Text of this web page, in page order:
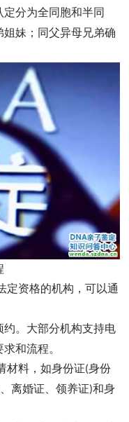
定分为全同胞和半同
妹；同父异母兄弟确
定资格的机构，可以通
约。大部分机构支持电
和流程。
材料，如身份证(身份
离婚证、领养证)和身